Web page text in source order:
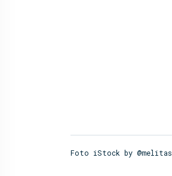
Foto iStock by @melitas